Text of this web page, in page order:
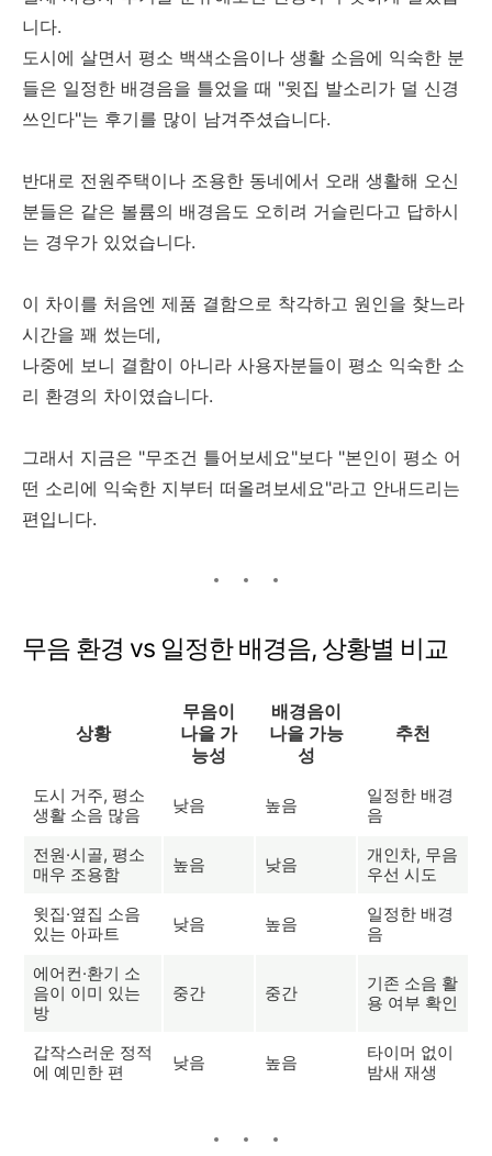
니다.
도시에 살면서 평소 백색소음이나 생활 소음에 익숙한 분
들은 일정한 배경음을 틀었을 때 "윗집 발소리가 덜 신경
쓰인다"는 후기를 많이 남겨주셨습니다.
반대로 전원주택이나 조용한 동네에서 오래 생활해 오신
분들은 같은 볼륨의 배경음도 오히려 거슬린다고 답하시
는 경우가 있었습니다.
이 차이를 처음엔 제품 결함으로 착각하고 원인을 찾느라
시간을 꽤 썼는데,
나중에 보니 결함이 아니라 사용자분들이 평소 익숙한 소
리 환경의 차이였습니다.
그래서 지금은 "무조건 틀어보세요"보다 "본인이 평소 어
떤 소리에 익숙한 지부터 떠올려보세요"라고 안내드리는
편입니다.
무음 환경 vs 일정한 배경음, 상황별 비교
상황
무음이
나을 가
능성
배경음이
나을 가능
성
추천
도시 거주, 평소
생활 소음 많음
낮음 높음
일정한 배경
음
전원·시골, 평소
매우 조용함
높음 낮음
개인차, 무음
우선 시도
윗집·옆집 소음
있는 아파트
낮음 높음
일정한 배경
음
에어컨·환기 소
음이 이미 있는
방
중간 중간
기존 소음 활
용 여부 확인
갑작스러운 정적
에 예민한 편
낮음 높음
타이머 없이
밤새 재생